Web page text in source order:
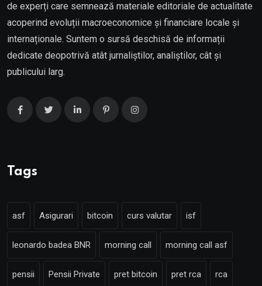
de experți care semnează materiale editoriale de actualitate
acoperind evoluții macroeconomice și financiare locale și
internaționale. Suntem o sursă deschisă de informații
dedicate deopotrivă atât jurnaliștilor, analiștilor, cât și
publicului larg.
Tags
asf Asigurari bitcoin curs valutar isf
leonardo badea BNR morning call morning call asf
pensii Pensii Private pret bitcoin pret rca rca